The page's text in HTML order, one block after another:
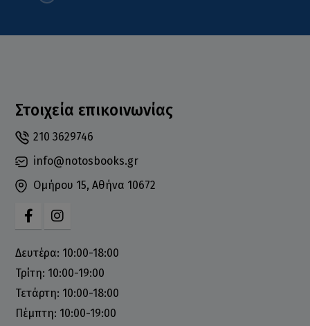
Στοιχεία επικοινωνίας
210 3629746
info@notosbooks.gr
Ομήρου 15, Αθήνα 10672
Δευτέρα: 10:00-18:00
Τρίτη: 10:00-19:00
Τετάρτη: 10:00-18:00
Πέμπτη: 10:00-19:00